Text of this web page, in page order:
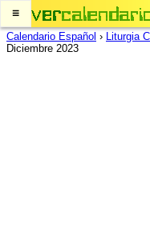
≡
Calendario Español › Liturgia
Diciembre 2023